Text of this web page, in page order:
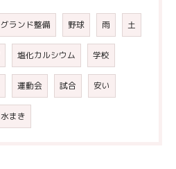
グランド整備 野球 雨 土
塩化カルシウム 学校
運動会 試合 安い
水まき